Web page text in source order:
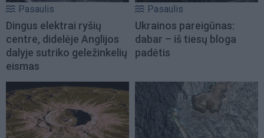
Pasaulis
Dingus elektrai ryšių
centre, didelėje Anglijos
dalyje sutriko geležinkelių
eismas
Pasaulis
Ukrainos pareigūnas:
dabar – iš tiesų bloga
padėtis